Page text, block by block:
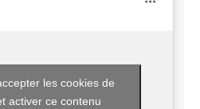
les cookies de
activer ce contenu